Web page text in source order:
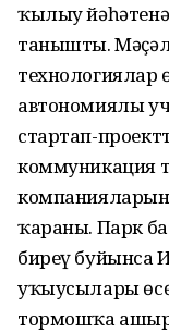
ҡылыу
танышты.
технологиялар
автономиялы
стартап-
коммуникация
ҡараны. Парк
биреү буйынса
уҡыусылары
тормошҡа